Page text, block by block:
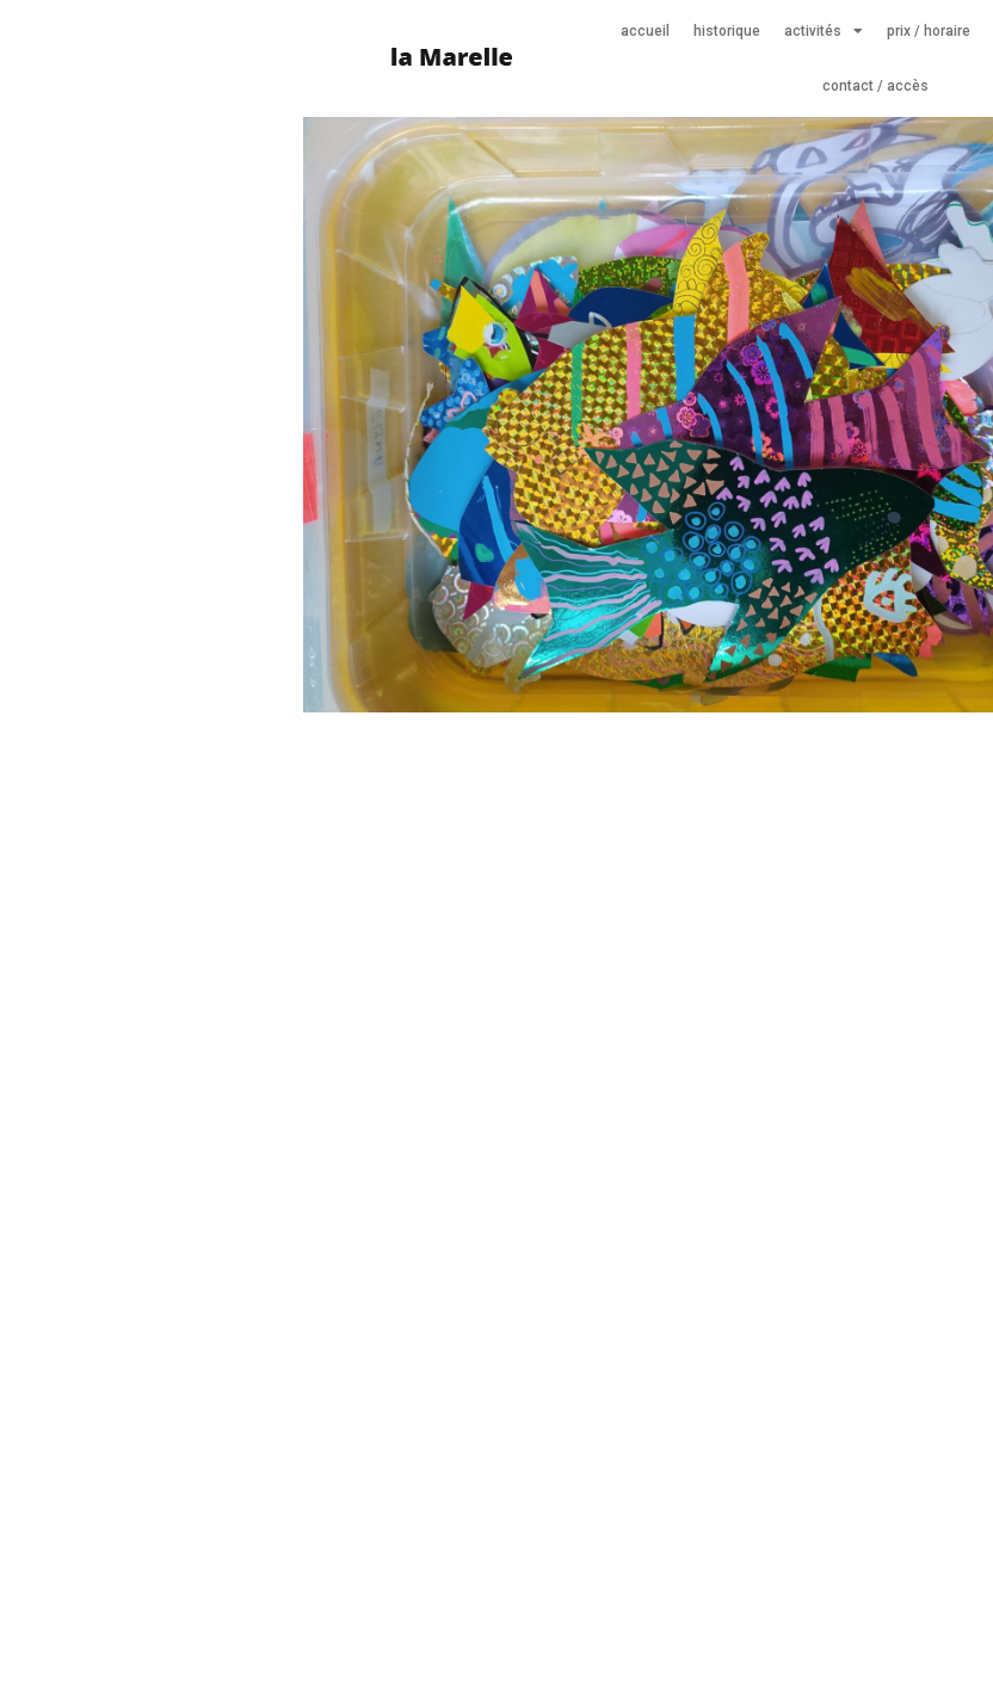
accueil historique activités prix / horaire
contact / accès